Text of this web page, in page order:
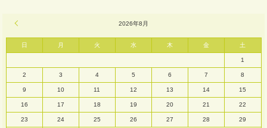
2026年8月
日 月 火 水 木 金 土
1
2 3 4 5 6 7 8
9 10 11 12 13 14 15
16 17 18 19 20 21 22
23 24 25 26 27 28 29